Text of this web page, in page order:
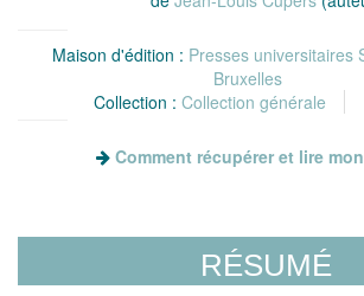
Maison d'édition : Presses universitaires
Bruxelles
Collection : Collection générale
Comment récupérer et lire
RÉSUMÉ